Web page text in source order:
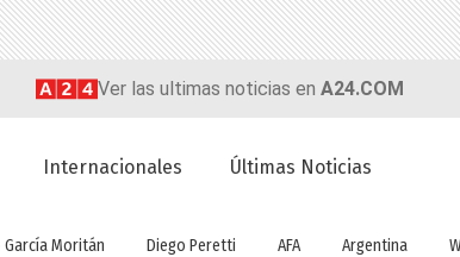
Ver las ultimas noticias en A24.COM
Internacionales Últimas Noticias
Moritán Diego Peretti AFA Argentina